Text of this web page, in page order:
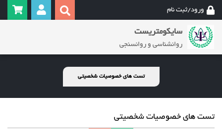
ورود/ثبت نام
سایکومتریست
روانشناسی و روانسنجی
تست های خصوصیات شخصیتی
تست های خصوصیات شخصیتی